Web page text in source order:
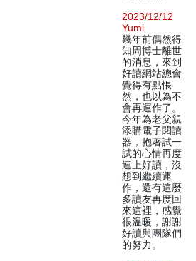
2023/12/12
Yumi
幾年前偶然得
知周博士離世
的消息，來到
好讀網站總會
覺得有點悵
然，也以為不
會再運作了。
今年為老父親
添購電子閱讀
器，抱著試一
試的心情再度
連上好讀，沒
想到繼續運
作，還有這麼
多讀友再度回
來這裡，感覺
很溫暖，謝謝
好讀與團隊們
的努力。